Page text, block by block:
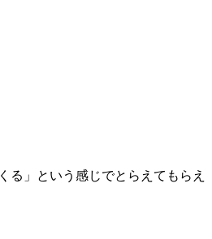
る」という感じでとらえてもらえ